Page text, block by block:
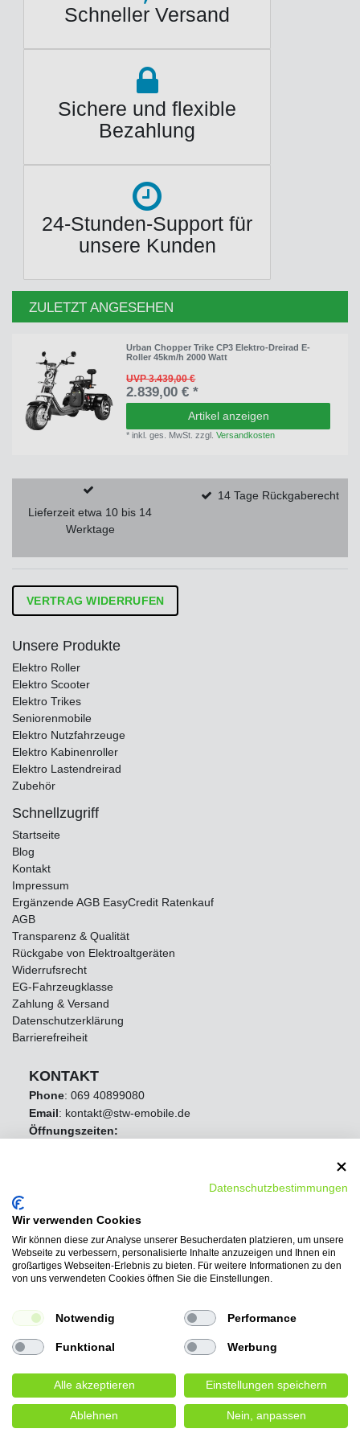
Schneller Versand
Sichere und flexible
Bezahlung
24-Stunden-Support für
unsere Kunden
ZULETZT ANGESEHEN
Urban Chopper Trike CP3 Elektro-Dreirad E-
Roller 45km/h 2000 Watt
UVP 3.439,00 €
2.839,00 € *
Artikel anzeigen
*inkl. ges. MwSt. zzgl.Versandkosten
Lieferzeit etwa 10 bis 14
Werktage
14 Tage Rückgaberecht
VERTRAG WIDERRUFEN
Unsere Produkte
Elektro Roller
Elektro Scooter
Elektro Trikes
Seniorenmobile
Elektro Nutzfahrzeuge
Elektro Kabinenroller
Elektro Lastendreirad
Zubehör
Schnellzugriff
Startseite
Blog
Kontakt
Impressum
Ergänzende AGB EasyCredit Ratenkauf
AGB
Transparenz & Qualität
Rückgabe von Elektroaltgeräten
Widerrufsrecht
EG-Fahrzeugklasse
Zahlung & Versand
Datenschutzerklärung
Barrierefreiheit
KONTAKT
Phone: 069 40899080
Email: kontakt@stw-emobile.de
Öffnungszeiten:
Wir bieten folgende
Datenschutzbestimmungen
Wir verwenden Cookies
Wir können diese zur Analyse unserer Besucherdaten platzieren, um unsere
Webseite zu verbessern, personalisierte Inhalte anzuzeigen und Ihnen ein
großartiges Webseiten-Erlebnis zu bieten. Für weitere Informationen zu den
von uns verwendeten Cookies öffnen Sie die Einstellungen.
Notwendig Performance
Funktional Werbung
Alle akzeptieren Einstellungen speichern
Ablehnen Nein, anpassen